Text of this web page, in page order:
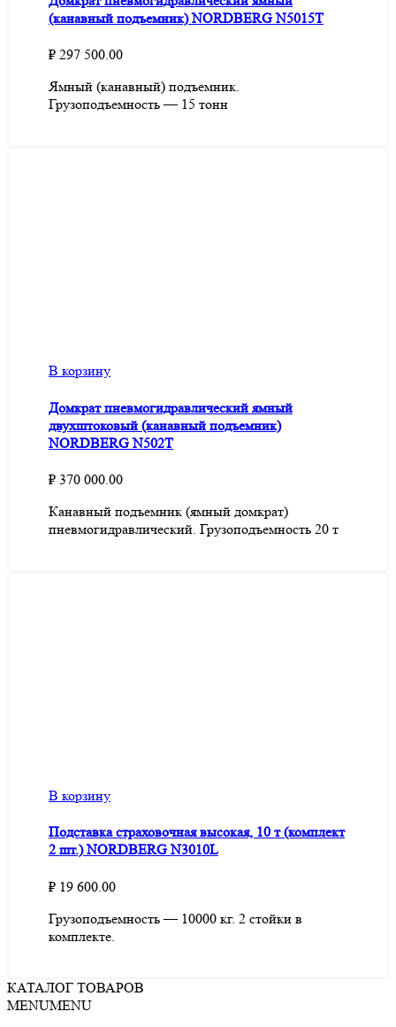
(канавный подъемник) NORDBERG N5015T
₽ 297 500.00
Ямный (канавный) подъемник.
Грузоподъемность — 15 тонн
В корзину
Домкрат пневмогидравлический ямный
двухштоковый (канавный подъемник)
NORDBERG N502T
₽ 370 000.00
Канавный подъемник (ямный домкрат)
пневмогидравлический. Грузоподъемность 20 т
В корзину
Подставка страховочная высокая, 10 т (комплект
2 шт.) NORDBERG N3010L
₽ 19 600.00
Грузоподъемность — 10000 кг. 2 стойки в
комплекте.
КАТАЛОГ ТОВАРОВ
MENUMENU